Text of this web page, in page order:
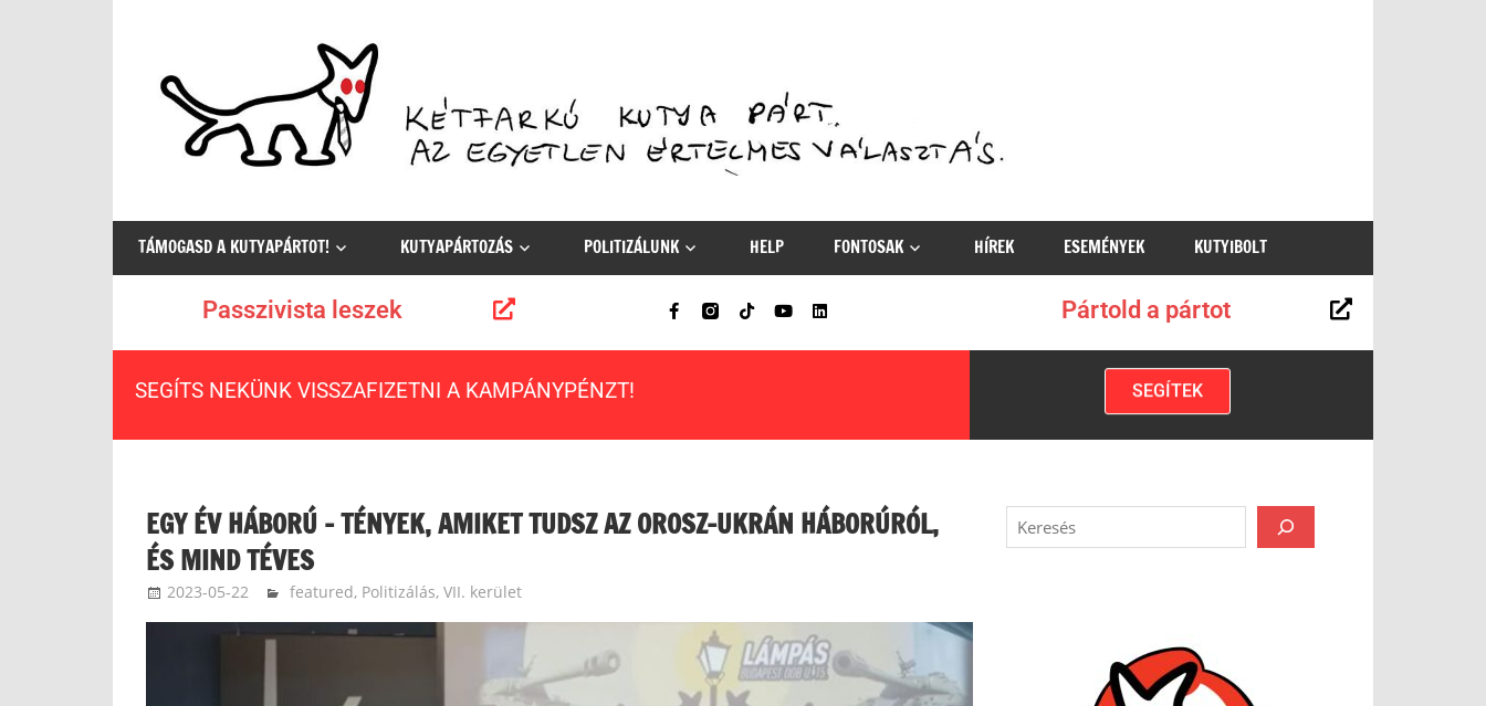
egyetlen
értelmes
választás
TÁMOGASD A KUTYAPÁRTOT! KUTYAPÁRTOZÁS POLITIZÁLUNK HELP FONTOSAK HÍREK ESEMÉNYEK KUTYIBOLT
Passzivista leszek Pártold a pártot
SEGÍTS NEKÜNK VISSZAFIZETNI A KAMPÁNYPÉNZT! SEGÍTEK
EGY ÉV HÁBORÚ – TÉNYEK, AMIKET TUDSZ AZ OROSZ-UKRÁN HÁBORÚRÓL,
ÉS MIND TÉVES
2023-05-22 langdavid
featured, Politizálás,VII. kerület